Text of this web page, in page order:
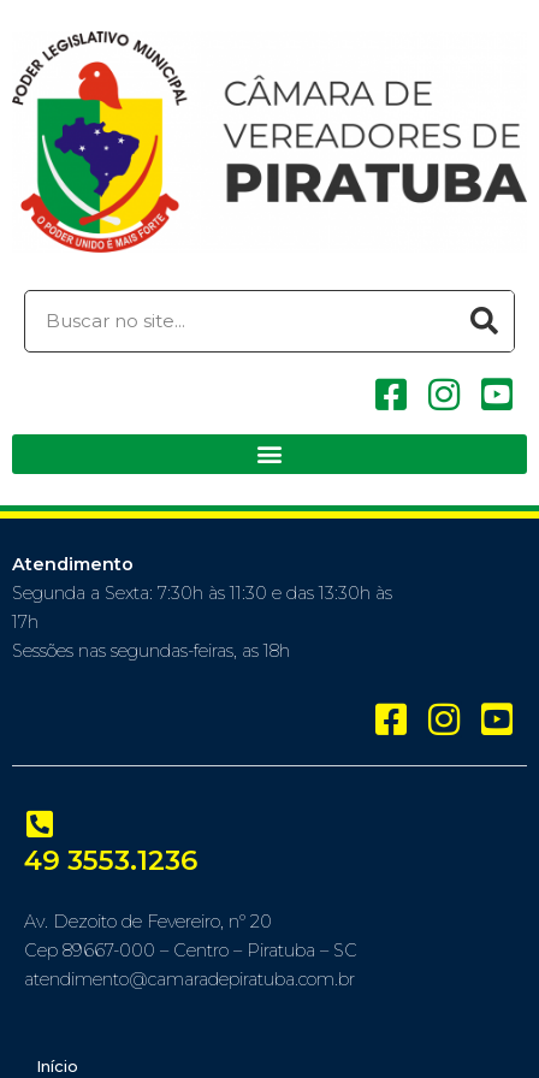
Atendimento
Segunda a Sexta: 7:30h às 11:30 e das 13:30h às
17h
Sessões nas segundas-feiras, as 18h
49 3553.1236
Av. Dezoito de Fevereiro, nº 20
Cep 89667-000 – Centro – Piratuba – SC
atendimento@camaradepiratuba.com.br
Início